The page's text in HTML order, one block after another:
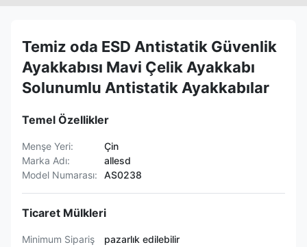
Temiz oda ESD Antistatik Güvenlik
Ayakkabısı Mavi Çelik Ayakkabı
Solunumlu Antistatik Ayakkabılar
Temel Özellikler
Menşe Yeri:
Çin
Marka Adı:
allesd
Model Numarası:
AS0238
Ticaret Mülkleri
Minimum Sipariş
pazarlık edilebilir